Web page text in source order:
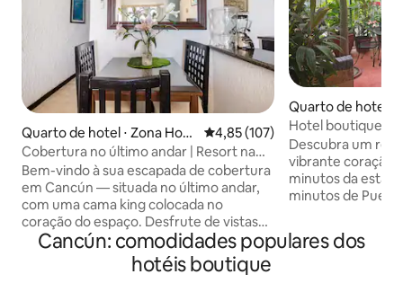
Quarto de hotel ⋅ Zona Hote
lera
4,85 de uma avaliação média de
4,85 (107)
Cobertura no último andar | Resort na
praia | Terraço
Bem-vindo à sua escapada de cobertura
em Cancún — situada no último andar,
com uma cama king colocada no
coração do espaço. Desfrute de vistas
panorâmicas para o mar, nascer e pôr do
sol a partir do seu terraço (semi)privado.
A cozinha simples facilita as refeições,
Quarto de hotel ⋅
Hotel boutique
e encantador em
Descubra um
vibrante coração
minutos da
minutos de
rápido de 550
Netflix, Amazon
Cancún: comodidades populares dos
hotéis boutique